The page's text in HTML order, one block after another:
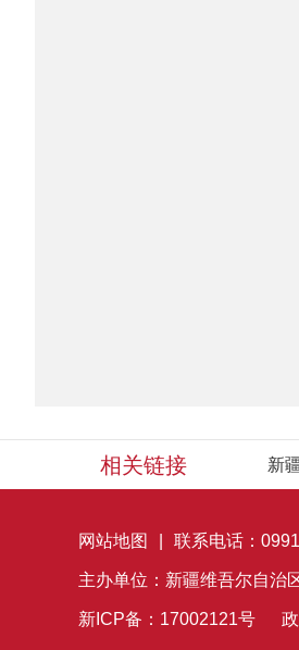
相关链接 新
网站地图 联系电话：
主办单位：新疆维吾尔自治
新ICP备：17002121号